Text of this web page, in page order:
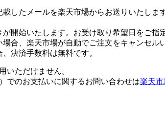
したメールを楽天市場からお送りいたします
開始いたします。お受け取り希望日をご指
合、楽天市場が自動でご注文をキャンセル
決済手数料は無料です。
いただけません。
でのお支払いに関するお問い合わせは楽天